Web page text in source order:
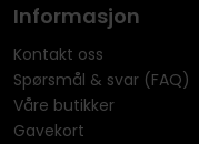
Informasjon
Kontakt oss
Spørsmål & svar (FAQ)
Våre butikker
Gavekort